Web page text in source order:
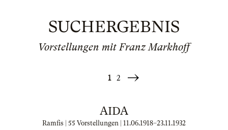
SUCHERGEBNIS
Vorstellungen mit Franz Markhoff
1 2
Weiter
AIDA
Ramfis | 55 Vorstellungen | 11.06.1918–23.11.1932